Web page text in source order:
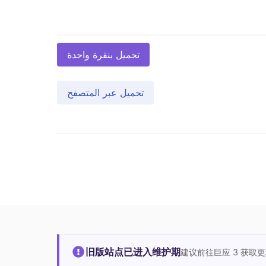
تحميل بنقرة واحدة
تحميل عبر المتصفح
旧版站点已进入维护期建议前往巨应 3 获取更